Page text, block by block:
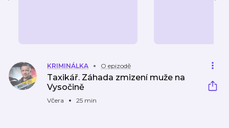
KRIMINÁLKA O epizodě
Taxikář. Záhada zmizení muže na
Vysočině
Včera 25 min